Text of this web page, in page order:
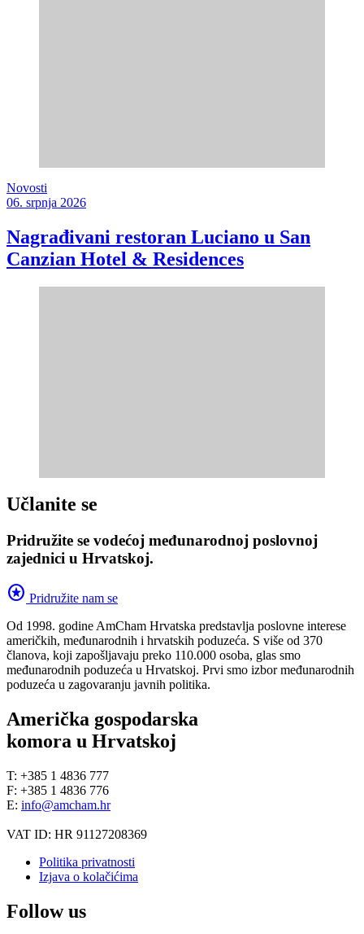
Novosti
06. srpnja 2026
Nagrađivani restoran Luciano u San
Canzian Hotel & Residences
Učlanite se
Pridružite se vodećoj međunarodnoj poslovnoj
zajednici u Hrvatskoj.
stars Pridružite nam se
Od 1998. godine AmCham Hrvatska predstavlja poslovne interese
američkih, međunarodnih i hrvatskih poduzeća. S više od 370
članova, koji zapošljavaju preko 110.000 osoba, glas smo
međunarodnih poduzeća u Hrvatskoj. Prvi smo izbor međunarodnih
poduzeća u zagovaranju javnih politika.
Američka gospodarska
komora u Hrvatskoj
T: +385 1 4836 777
F: +385 1 4836 776
E: info@amcham.hr
VAT ID: HR 91127208369
Politika privatnosti
Izjava o kolačićima
Follow us